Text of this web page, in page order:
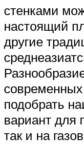
стенками
настоящий
другие
подобрать
вариант для
так и на